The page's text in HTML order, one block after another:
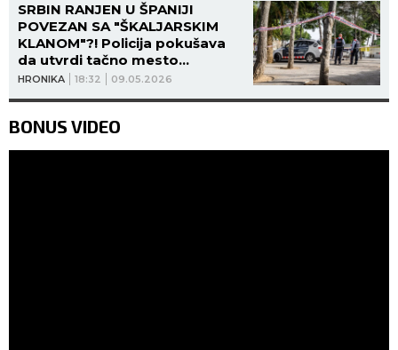
HRONIKA 18:32 09.05.2026
SRBIN RANJEN U ŠPANIJI
POVEZAN SA "ŠKALJARSKIM
KLANOM"?! Policija pokušava
da utvrdi tačno mesto
pucnjave, žrtva odbija saradnju!
BONUS VIDEO